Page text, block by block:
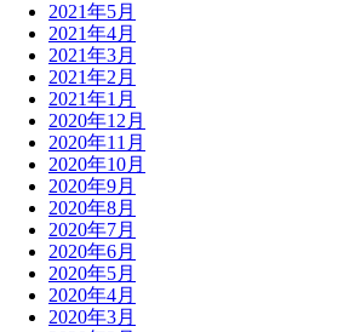
2021年5月
2021年4月
2021年3月
2021年2月
2021年1月
2020年12月
2020年11月
2020年10月
2020年9月
2020年8月
2020年7月
2020年6月
2020年5月
2020年4月
2020年3月